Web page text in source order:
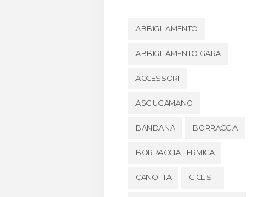
ABBIGLIAMENTO
ABBIGLIAMENTO GARA
ACCESSORI
ASCIUGAMANO
BANDANA BORRACCIA
BORRACCIA TERMICA
CANOTTA CICLISTI